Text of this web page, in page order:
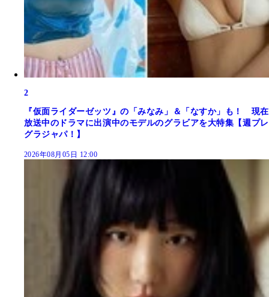
2
『仮面ライダーゼッツ』の「みなみ」＆「なすか」も！ 現在
放送中のドラマに出演中のモデルのグラビアを大特集【週プレ
グラジャパ！】
2026年08月05日 12:00